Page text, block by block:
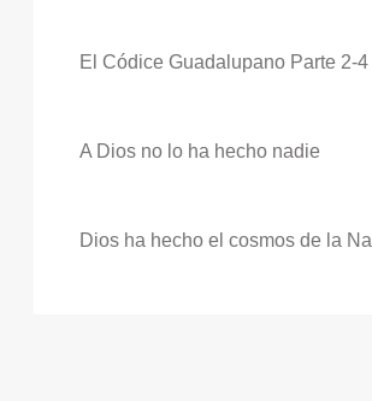
El Códice Guadalupano Parte 2-4
A Dios no lo ha hecho nadie
Dios ha hecho el cosmos de la